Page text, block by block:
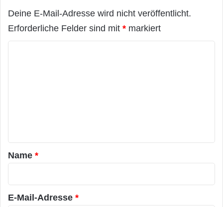
Deine E-Mail-Adresse wird nicht veröffentlicht.
Erforderliche Felder sind mit * markiert
a
r
*
Name *
E-Mail-Adresse *